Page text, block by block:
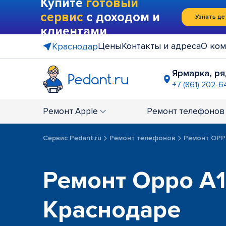
Купите готовый
сервис с доходом и
клиентами
Узнать
КраснодарЦеныКонтакты и адресаО
Ярмарка,
+7 (861) 202-
+7 (958)
ост.
+7 (861)
г.
+7 (958)
Ремонт Apple Ремонт телефонов
Сервис Pedant.ru Ремонт телефонов Ремонт
Ремонт Oppo
Краснодаре